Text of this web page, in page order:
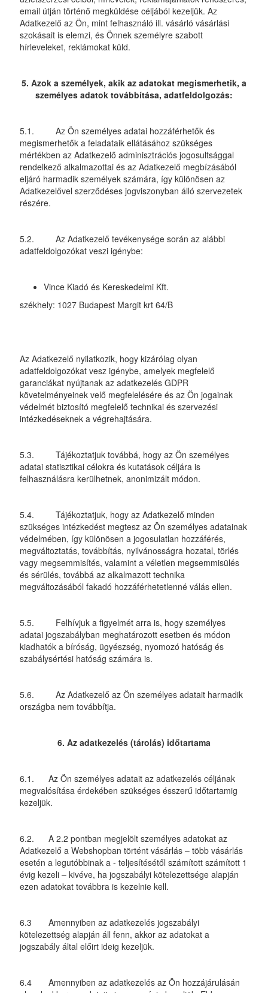
email útján történő megküldése céljából kezeljük. Az
Adatkezelő az Ön, mint felhasználó ill. vásárló vásárlási
szokásait is elemzi, és Önnek személyre szabott
hírleveleket, reklámokat küld.
5. Azok a személyek, akik az adatokat megismerhetik, a
személyes adatok továbbítása, adatfeldolgozás:
5.1. Az Ön személyes adatai hozzáférhetők és
megismerhetők a feladataik ellátásához szükséges
mértékben az Adatkezelő adminisztrációs jogosultsággal
rendelkező alkalmazottai és az Adatkezelő megbízásából
eljáró harmadik személyek számára, így különösen az
Adatkezelővel szerződéses jogviszonyban álló szervezetek
részére.
5.2. Az Adatkezelő tevékenysége során az alábbi
adatfeldolgozókat veszi igénybe:
Vince Kiadó és Kereskedelmi Kft.
székhely: 1027 Budapest Margit krt 64/B
Az Adatkezelő nyilatkozik, hogy kizárólag olyan
adatfeldolgozókat vesz igénybe, amelyek megfelelő
garanciákat nyújtanak az adatkezelés GDPR
követelményeinek velő megfelelésére és az Ön jogainak
védelmét biztosító megfelelő technikai és szervezési
intézkedéseknek a végrehajtására.
5.3. Tájékoztatjuk továbbá, hogy az Ön személyes
adatai statisztikai célokra és kutatások céljára is
felhasználásra kerülhetnek, anonimizált módon.
5.4. Tájékoztatjuk, hogy az Adatkezelő minden
szükséges intézkedést megtesz az Ön személyes adatainak
védelmében, így különösen a jogosulatlan hozzáférés,
megváltoztatás, továbbítás, nyilvánosságra hozatal, törlés
vagy megsemmisítés, valamint a véletlen megsemmisülés
és sérülés, továbbá az alkalmazott technika
megváltozásából fakadó hozzáférhetetlenné válás ellen.
5.5. Felhívjuk a figyelmét arra is, hogy személyes
adatai jogszabályban meghatározott esetben és módon
kiadhatók a bíróság, ügyészség, nyomozó hatóság és
szabálysértési hatóság számára is.
5.6. Az Adatkezelő az Ön személyes adatait harmadik
országba nem továbbítja.
6. Az adatkezelés (tárolás) időtartama
6.1. Az Ön személyes adatait az adatkezelés céljának
megvalósítása érdekében szükséges ésszerű időtartamig
kezeljük.
6.2. A 2.2 pontban megjelölt személyes adatokat az
Adatkezelő a Webshopban történt vásárlás – több vásárlás
esetén a legutóbbinak a - teljesítésétől számított számított 1
évig kezeli – kivéve, ha jogszabályi kötelezettsége alapján
ezen adatokat továbbra is kezelnie kell.
6.3 Amennyiben az adatkezelés jogszabályi
kötelezettség alapján áll fenn, akkor az adatokat a
jogszabály által előirt ideig kezeljük.
6.4 Amennyiben az adatkezelés az Ön hozzájárulásán